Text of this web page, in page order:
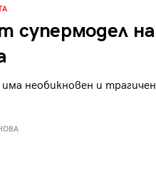
супермодел на
необикновен и трагичен